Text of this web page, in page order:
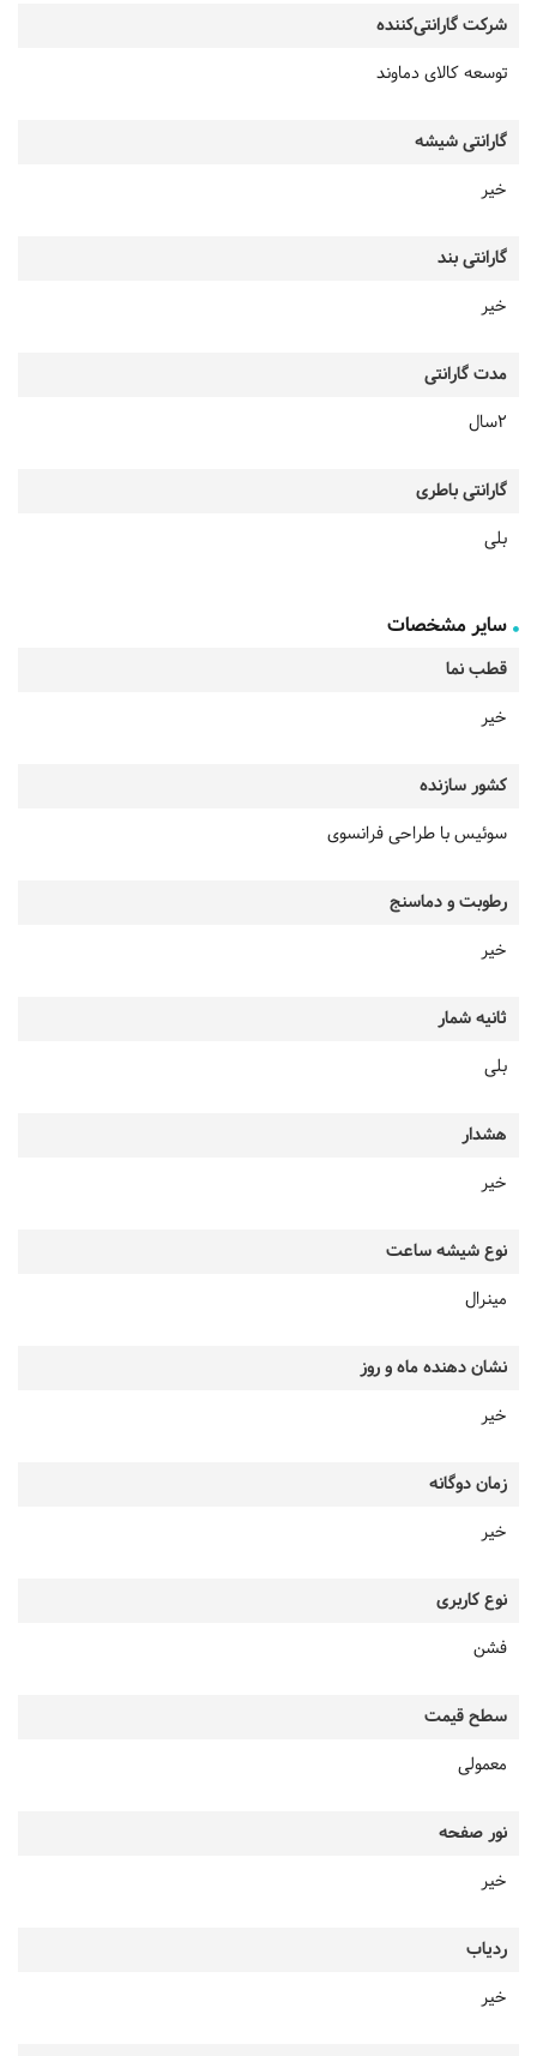
شرکت گارانتی‌کننده
توسعه کالای دماوند
گارانتی شیشه
خیر
گارانتی بند
خیر
مدت گارانتی
2سال
گارانتی باطری
بلی
سایر مشخصات
قطب نما
خیر
کشور سازنده
سوئیس با طراحی فرانسوی
رطوبت و دماسنج
خیر
ثانیه شمار
بلی
هشدار
خیر
نوع شیشه ساعت
مینرال
نشان دهنده ماه و روز
خیر
زمان دوگانه
خیر
نوع کاربری
فشن
سطح قیمت
معمولی
نور صفحه
خیر
ردیاب
خیر